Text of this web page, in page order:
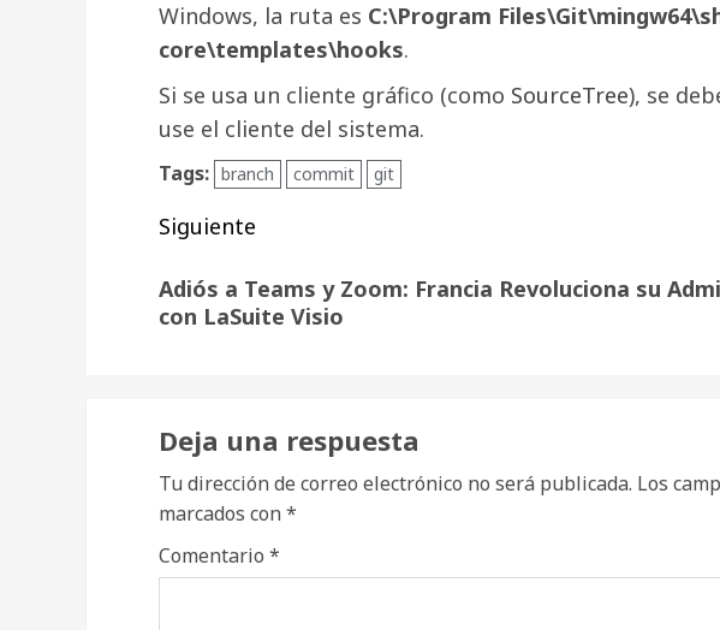
Windows, la ruta es C:\Program
core\templates\hooks.
Si se usa un cliente gráfico (como SourceTree), se
use el cliente del sistema.
Tags: branch commit git
Navegación
de
entradas
Siguiente
entrada:
Adiós a Teams y Zoom: Francia Revoluciona su
con LaSuite Visio
Deja una respuesta
Tu dirección de correo electrónico no será publicada. Los
marcados con *
Comentario *